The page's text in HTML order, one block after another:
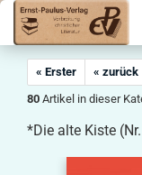
« Erster « zurück
80 Artikel in dieser
*Die alte Kiste